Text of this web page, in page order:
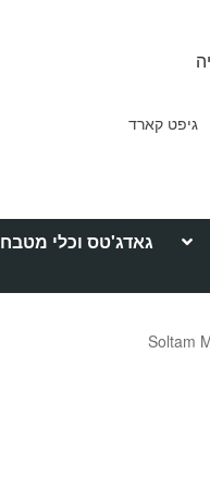
גיפט קארד
גאדג'טס וכלי מטבח